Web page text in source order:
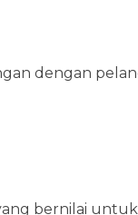
dengan
bernilai